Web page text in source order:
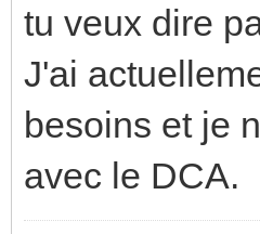
tu veux dire
J'ai
besoins et je
avec le DCA.